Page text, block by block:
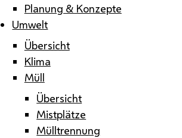
Planung & Konzepte
Umwelt
Übersicht
Klima
Müll
Übersicht
Mistplätze
Mülltrennung